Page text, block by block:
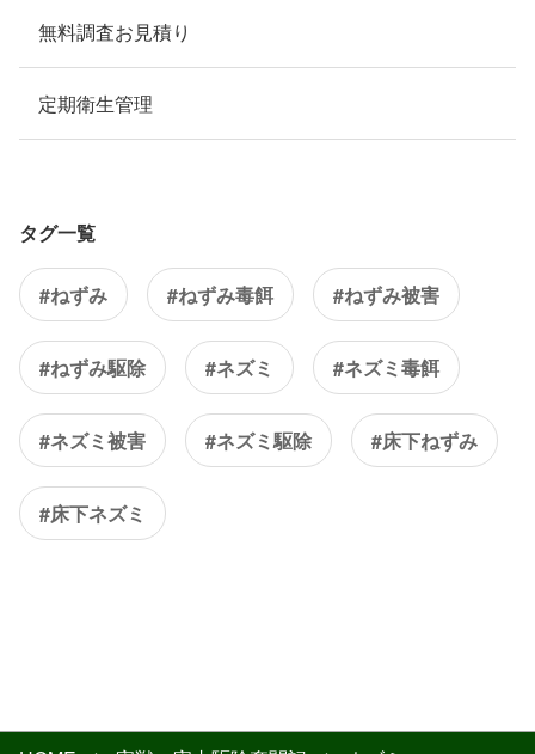
無料調査お見積り
定期衛生管理
タグ一覧
#ねずみ #ねずみ毒餌 #ねずみ被害
#ねずみ駆除 #ネズミ #ネズミ毒餌
#ネズミ被害 #ネズミ駆除 #床下ねずみ
#床下ネズミ